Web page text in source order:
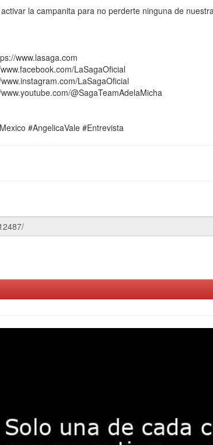
la campanita para no perderte ninguna de
www.lasaga.com
LaSagaOficial
LaSagaOficial
@SagaTeamAdelaMicha
#AngelicaVale #Entrevista